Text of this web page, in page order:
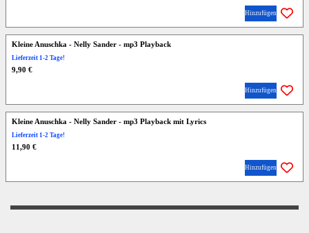
Hinzufügen
Kleine Anuschka - Nelly Sander - mp3 Playback
Lieferzeit 1-2 Tage!
9,90 €
Hinzufügen
Kleine Anuschka - Nelly Sander - mp3 Playback mit Lyrics
Lieferzeit 1-2 Tage!
11,90 €
Hinzufügen